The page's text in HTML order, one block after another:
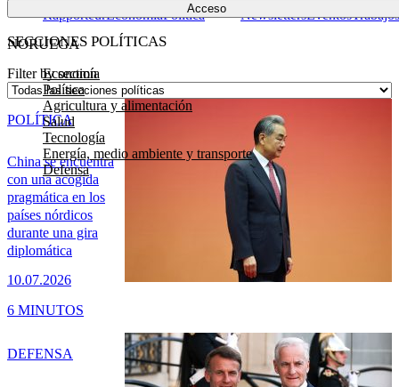
Acceso
SECCIONES POLÍTICAS
Economía
Política
Agricultura y alimentación
Salud
Tecnología
Energía, medio ambiente y transporte
Defensa
RapporteurEconomíaPolítica NewslettersEventosTrabajos
NORUEGA
Filter by section
China se encuentra
con una acogida
pragmática en los
países nórdicos
durante una gira
diplomática
10.07.2026
POLÍTICA
6 MINUTOS
DEFENSA